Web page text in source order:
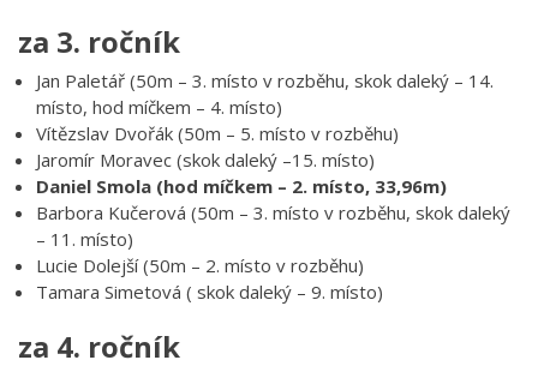
za 3. ročník
Jan Paletář (50m – 3. místo v rozběhu, skok daleký – 14.
místo, hod míčkem – 4. místo)
Vítězslav Dvořák (50m – 5. místo v rozběhu)
Jaromír Moravec (skok daleký –15. místo)
Daniel Smola (hod míčkem – 2. místo, 33,96m)
Barbora Kučerová (50m – 3. místo v rozběhu, skok daleký
– 11. místo)
Lucie Dolejší (50m – 2. místo v rozběhu)
Tamara Simetová ( skok daleký – 9. místo)
za 4. ročník